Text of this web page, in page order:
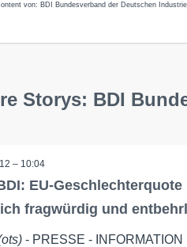
von: BDI Bundesverband der Deutschen
Storys: BDI
– 10:04
EU-Geschlechterquote
fragwürdig und
- PRESSE - INFORMATION